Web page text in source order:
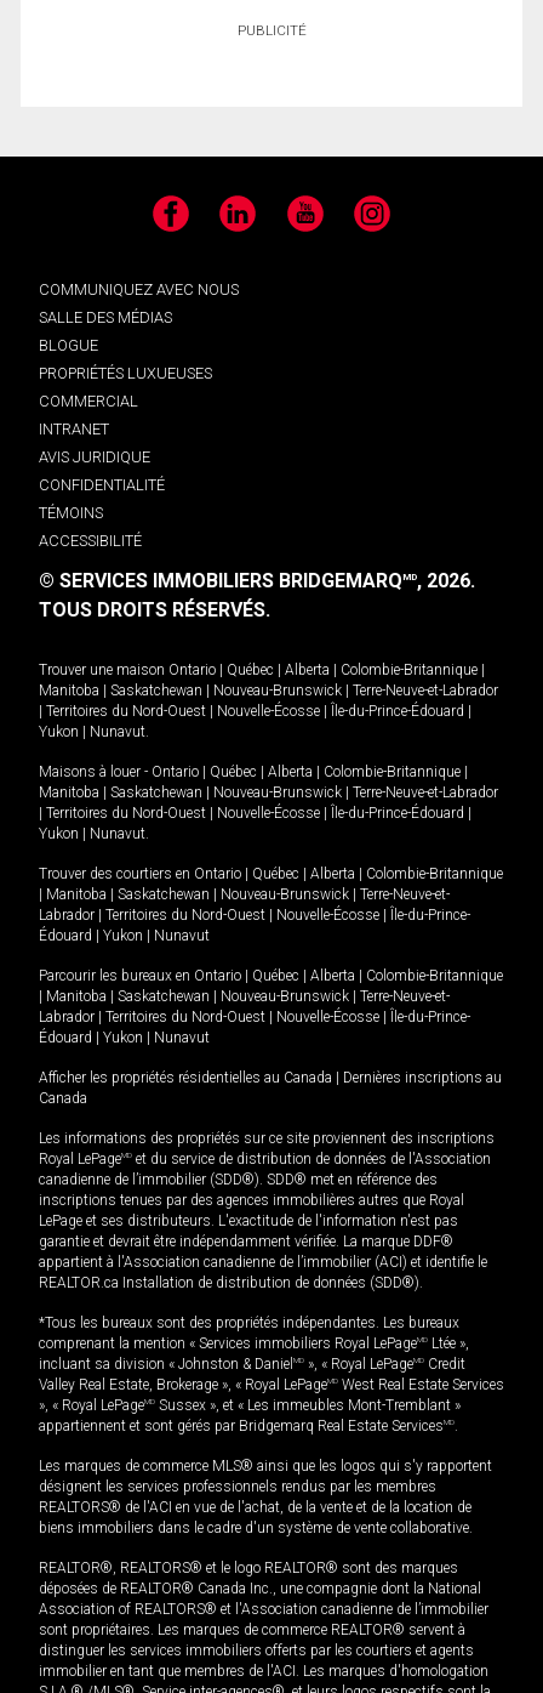
PUBLICITÉ
Facebook LinkedIn YouTube Instagram
COMMUNIQUEZ AVEC NOUS
SALLE DES MÉDIAS
BLOGUE
PROPRIÉTÉS LUXUEUSES
COMMERCIAL
INTRANET
AVIS JURIDIQUE
CONFIDENTIALITÉ
TÉMOINS
ACCESSIBILITÉ
© SERVICES IMMOBILIERS BRIDGEMARQMD, 2026.
TOUS DROITS RÉSERVÉS.
Trouver une maison Ontario Québec Alberta Colombie-Britannique
Manitoba
Saskatchewan Nouveau-Brunswick
Terre-Neuve-et-Labrador
Territoires du Nord-Ouest Nouvelle-Écosse Île-du-Prince-Édouard
Yukon
Nunavut.
Maisons à louer - Ontario Québec Alberta Colombie-Britannique
Manitoba
Saskatchewan Nouveau-Brunswick
Terre-Neuve-et-Labrador
Territoires du Nord-Ouest Nouvelle-Écosse Île-du-Prince-Édouard
Yukon
Nunavut.
Trouver des courtiers en Ontario Québec Alberta
Colombie-Britannique
Manitoba Saskatchewan Nouveau-Brunswick
Terre-Neuve-et-
Labrador
Territoires du Nord-Ouest Nouvelle-Écosse
Île-du-Prince-
Édouard
Yukon Nunavut
Parcourir les bureaux en Ontario Québec Alberta
Colombie-Britannique
Manitoba Saskatchewan Nouveau-Brunswick
Terre-Neuve-et-
Labrador
Territoires du Nord-Ouest Nouvelle-Écosse
Île-du-Prince-
Édouard
Yukon Nunavut
Afficher les propriétés résidentielles au Canada
Dernières inscriptions au
Canada
Les informations des propriétés sur ce site proviennent des inscriptions
Royal LePageMD et du service de distribution de données de l'Association
canadienne de l’immobilier (SDD®). SDD® met en référence des
inscriptions tenues par des agences immobilières autres que Royal
LePage et ses distributeurs. L'exactitude de l'information n'est pas
garantie et devrait être indépendamment vérifiée. La marque DDF®
appartient à l'Association canadienne de l’immobilier (ACI) et identifie le
REALTOR.ca Installation de distribution de données (SDD®).
*Tous les bureaux sont des propriétés indépendantes. Les bureaux
comprenant la mention « Services immobiliers Royal LePageMD Ltée »,
incluant sa division « Johnston & Daniel MD », « Royal LePageMD Credit
Valley Real Estate, Brokerage », « Royal LePageMD West Real Estate Services
», « Royal LePageMD Sussex », et « Les immeubles Mont-Tremblant »
appartiennent et sont gérés par Bridgemarq Real Estate ServicesMD.
Les marques de commerce MLS® ainsi que les logos qui s'y rapportent
désignent les services professionnels rendus par les membres
REALTORS® de l'ACI en vue de l'achat, de la vente et de la location de
biens immobiliers dans le cadre d'un système de vente collaborative.
REALTOR®, REALTORS® et le logo REALTOR® sont des marques
déposées de REALTOR® Canada Inc., une compagnie dont la National
Association of REALTORS® et l'Association canadienne de l’immobilier
sont propriétaires. Les marques de commerce REALTOR® servent à
distinguer les services immobiliers offerts par les courtiers et agents
immobilier en tant que membres de l'ACI. Les marques d'homologation